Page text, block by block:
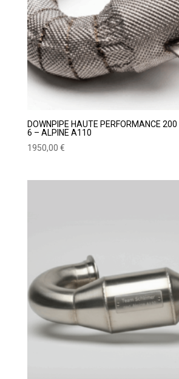
DOWNPIPE HAUTE PERFORMANCE 200
6 – ALPINE A110
1950,00 €